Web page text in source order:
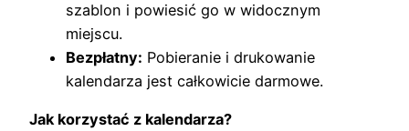
szablon i powiesić go w widocznym
miejscu.
Bezpłatny: Pobieranie i drukowanie
kalendarza jest całkowicie darmowe.
Jak korzystać z kalendarza?